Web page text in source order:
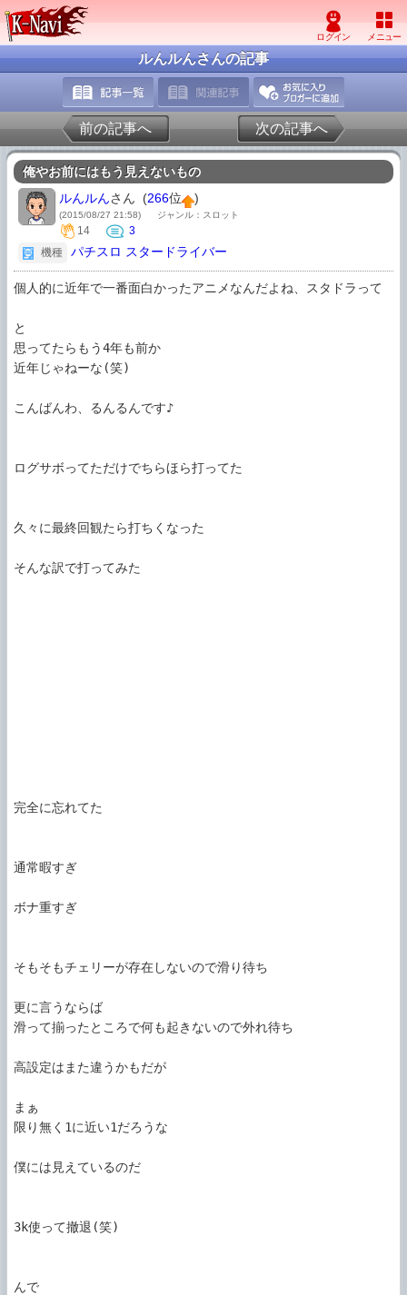
ルんルんさんの記事
前の記事へ 次の記事へ
俺やお前にはもう見えないもの
ルんルんさん (266位 )
(2015/08/27 21:58) ジャンル：スロット
14
3
機種
パチスロ スタードライバー
個人的に近年で一番面白かったアニメなんだよね、スタドラって
と
思ってたらもう4年も前か
近年じゃねーな(笑)
こんばんわ、るんるんです♪
ログサボってただけでちらほら打ってた
久々に最終回観たら打ちくなった
そんな訳で打ってみた
完全に忘れてた
通常暇すぎ
ボナ重すぎ
そもそもチェリーが存在しないので滑り待ち
更に言うならば
滑って揃ったところで何も起きないので外れ待ち
高設定はまた違うかもだが
まぁ
限り無く1に近い1だろうな
僕には見えているのだ
3k使って撤退(笑)
んで